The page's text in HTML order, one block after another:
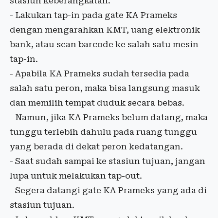
- Lakukan tap-in pada gate KA Prameks
dengan mengarahkan KMT, uang elektronik
bank, atau scan barcode ke salah satu mesin
tap-in.
- Apabila KA Prameks sudah tersedia pada
salah satu peron, maka bisa langsung masuk
dan memilih tempat duduk secara bebas.
- Namun, jika KA Prameks belum datang, maka
tunggu terlebih dahulu pada ruang tunggu
yang berada di dekat peron kedatangan.
- Saat sudah sampai ke stasiun tujuan, jangan
lupa untuk melakukan tap-out.
- Segera datangi gate KA Prameks yang ada di
stasiun tujuan.